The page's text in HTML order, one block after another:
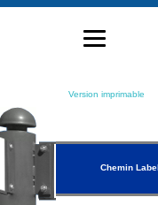
Version imprimable
Chemin